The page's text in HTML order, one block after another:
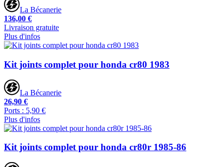
La Bécanerie
136,00 €
Livraison gratuite
Plus d'infos
Kit joints complet pour honda cr80 1983
La Bécanerie
26,90 €
Ports : 5,90 €
Plus d'infos
Kit joints complet pour honda cr80r 1985-86